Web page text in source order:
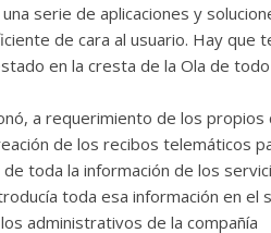
serie de aplicaciones y
de cara al usuario. Hay que
en la cresta de la Ola de
a requerimiento de los propios
de los recibos telemáticos
toda la información de los
toda esa información en el
administrativos de la compañía